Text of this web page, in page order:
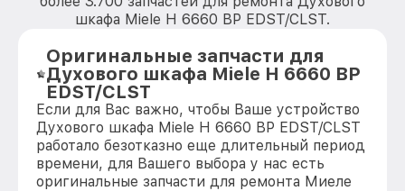
шкафа Miele H 6660 BP EDST/CLST.
Оригинальные запчасти для
Духового шкафа Miele H 6660 BP
EDST/CLST
Если для Вас важно, чтобы Ваше устройство
Духового шкафа Miele H 6660 BP EDST/CLST
работало безотказно еще длительный период
времени, для Вашего выбора у нас есть
оригинальные запчасти для ремонта Миеле